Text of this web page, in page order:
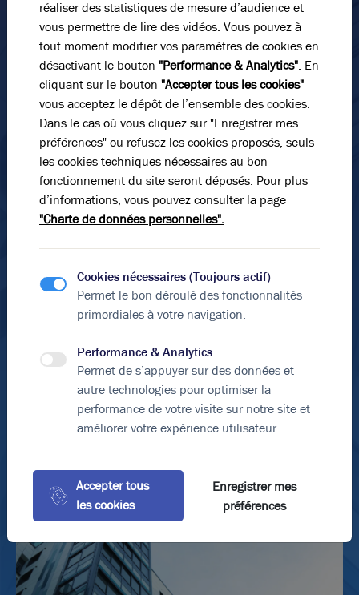
pour stockage léger ou production - situé à
Villeurbanne
2 167 m² non divisibles
3 500 000 € HDE
Vous n’avez pas trouvé l’offre qu’il vous faut ?
disponibles pour votre recherche !
Créer une alerte
Découvrir les offres hors catalogue
Voici les secteurs à proximité directe qui
pourraient vous intéresser :
Villeurbanne
CALUIRE ET CUIRE 69300
VAULX-EN-VELIN 69120
E-mail*
N° de téléphone*
Message
En soumettant ce formulaire, j'accepte que les
informations saisies soient exploitées dans le cadre de
découler.
*Éléments obligatoires
Envoyer le formulaire
réaliser des statistiques de mesure d’audience et
vous permettre de lire des vidéos. Vous pouvez à
tout moment modifier vos paramètres de cookies en
désactivant le bouton "Performance & Analytics". En
cliquant sur le bouton "Accepter tous les cookies"
vous acceptez le dépôt de l’ensemble des cookies.
Dans le cas où vous cliquez sur "Enregistrer mes
préférences" ou refusez les cookies proposés, seuls
les cookies techniques nécessaires au bon
fonctionnement du site seront déposés. Pour plus
d’informations, vous pouvez consulter la page
"Charte de données personnelles".
Cookies nécessaires (Toujours actif)
Permet le bon déroulé des fonctionnalités
primordiales à votre navigation.
Performance & Analytics
Permet de s’appuyer sur des données et
autre technologies pour optimiser la
performance de votre visite sur notre site et
améliorer votre expérience utilisateur.
Accepter tous
les cookies
Enregistrer mes
préférences